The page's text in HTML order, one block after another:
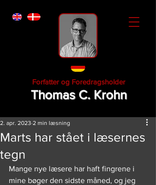
Forfatter og Foredragsholder
Thomas C. Krohn
Marts har stået i læsernes
tegn
2. apr. 2023 2 min læsning
Mange nye læsere har haft fingrene i
mine bøger den sidste måned, og jeg